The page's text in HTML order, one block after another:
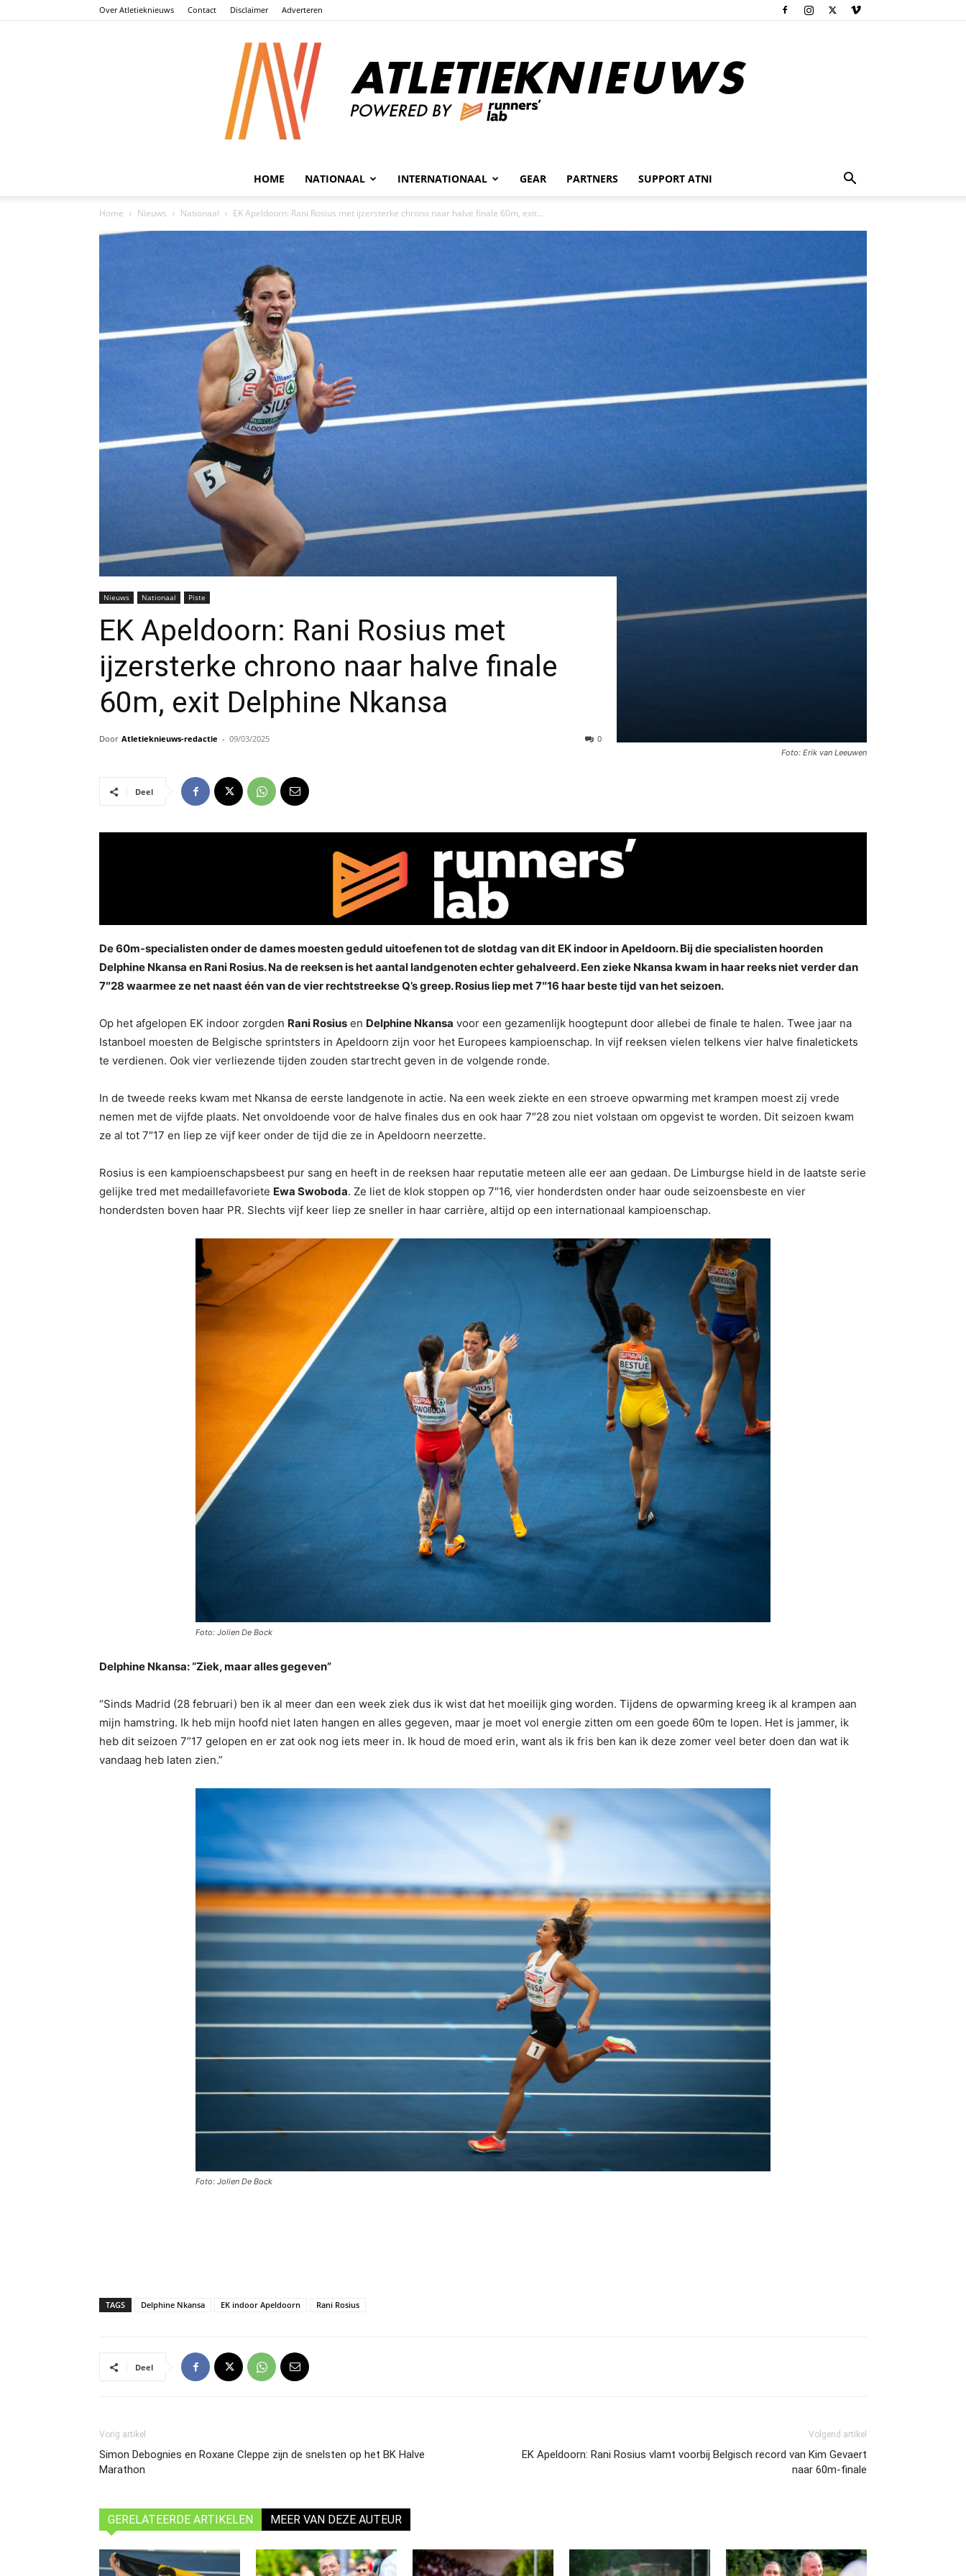
Over Atletieknieuws Contact Disclaimer Adverteren
Atletieknieuws
HOME NATIONAAL INTERNATIONAAL GEAR PARTNERS SUPPORT ATNI
Home Nieuws Nationaal EK Apeldoorn: Rani Rosius met ijzersterke chrono naar halve finale 60m, exit...
Foto: Erik van Leeuwen
Nieuws Nationaal Piste
EK Apeldoorn: Rani Rosius met
ijzersterke chrono naar halve finale
60m, exit Delphine Nkansa
Door Atletieknieuws-redactie - 09/03/2025 0
Deel
De 60m-specialisten onder de dames moesten geduld uitoefenen tot de slotdag van dit EK indoor in Apeldoorn. Bij die specialisten hoorden
Delphine Nkansa en Rani Rosius. Na de reeksen is het aantal landgenoten echter gehalveerd. Een zieke Nkansa kwam in haar reeks niet verder dan
7″28 waarmee ze net naast één van de vier rechtstreekse Q’s greep. Rosius liep met 7″16 haar beste tijd van het seizoen.
Op het afgelopen EK indoor zorgden Rani Rosius en Delphine Nkansa voor een gezamenlijk hoogtepunt door allebei de finale te halen. Twee jaar na
Istanboel moesten de Belgische sprintsters in Apeldoorn zijn voor het Europees kampioenschap. In vijf reeksen vielen telkens vier halve finaletickets
te verdienen. Ook vier verliezende tijden zouden startrecht geven in de volgende ronde.
In de tweede reeks kwam met Nkansa de eerste landgenote in actie. Na een week ziekte en een stroeve opwarming met krampen moest zij vrede
nemen met de vijfde plaats. Net onvoldoende voor de halve finales dus en ook haar 7″28 zou niet volstaan om opgevist te worden. Dit seizoen kwam
ze al tot 7″17 en liep ze vijf keer onder de tijd die ze in Apeldoorn neerzette.
Rosius is een kampioenschapsbeest pur sang en heeft in de reeksen haar reputatie meteen alle eer aan gedaan. De Limburgse hield in de laatste serie
gelijke tred met medaillefavoriete Ewa Swoboda. Ze liet de klok stoppen op 7″16, vier honderdsten onder haar oude seizoensbeste en vier
honderdsten boven haar PR. Slechts vijf keer liep ze sneller in haar carrière, altijd op een internationaal kampioenschap.
Foto: Jolien De Bock
Delphine Nkansa: “Ziek, maar alles gegeven”
“Sinds Madrid (28 februari) ben ik al meer dan een week ziek dus ik wist dat het moeilijk ging worden. Tijdens de opwarming kreeg ik al krampen aan
mijn hamstring. Ik heb mijn hoofd niet laten hangen en alles gegeven, maar je moet vol energie zitten om een goede 60m te lopen. Het is jammer, ik
heb dit seizoen 7”17 gelopen en er zat ook nog iets meer in. Ik houd de moed erin, want als ik fris ben kan ik deze zomer veel beter doen dan wat ik
vandaag heb laten zien.”
Foto: Jolien De Bock
TAGS Delphine Nkansa EK indoor Apeldoorn Rani Rosius
Deel
Vorig artikel
Simon Debognies en Roxane Cleppe zijn de snelsten op het BK Halve
Marathon
Volgend artikel
EK Apeldoorn: Rani Rosius vlamt voorbij Belgisch record van Kim Gevaert
naar 60m-finale
GERELATEERDE ARTIKELEN MEER VAN DEZE AUTEUR